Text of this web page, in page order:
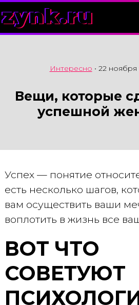
zynk.ru
Интересно • 22 ноября
Вещи, которые
успешной
Успех — понятие
есть несколько шагов,
вам осуществить ваши
воплотить в жизнь все
ВОТ ЧТО
СОВЕТУЮТ